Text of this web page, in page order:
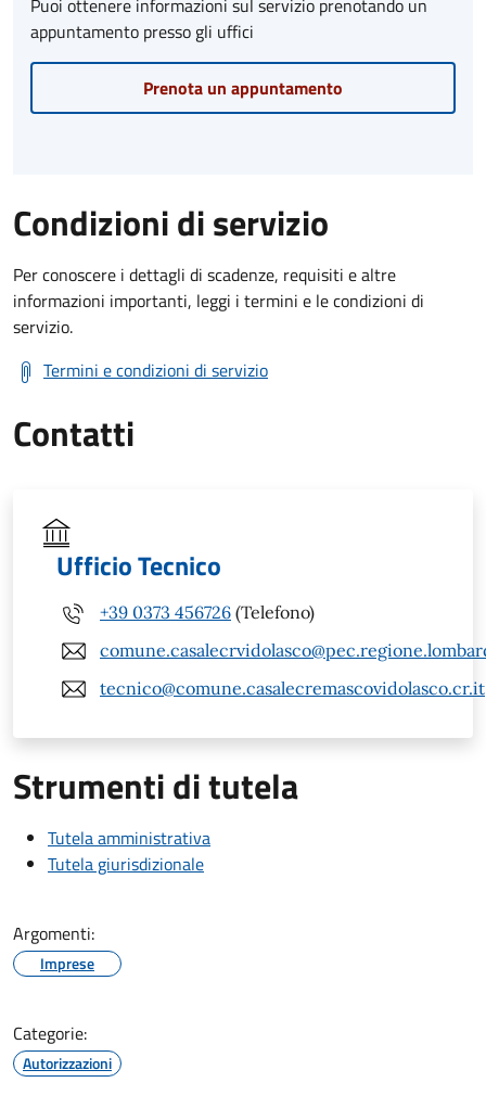
appuntamento presso gli uffici
Prenota un appuntamento
Condizioni di servizio
Per conoscere i dettagli di scadenze, requisiti e altre
informazioni importanti, leggi i termini e le condizioni di
servizio.
Termini e condizioni di servizio
Contatti
Ufficio Tecnico
+39 0373 456726 (Telefono)
tecnico@comune.casalecremascovidolasco.cr.it
Strumenti di tutela
Tutela amministrativa
Tutela giurisdizionale
Argomenti:
Imprese
Categorie:
Autorizzazioni